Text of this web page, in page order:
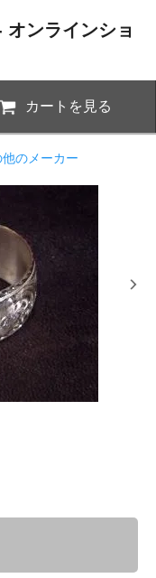
オンラインショ
カートを見る
他のメーカー